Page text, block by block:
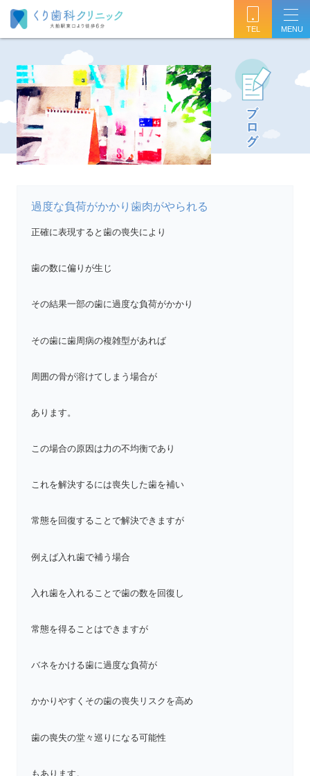
TEL
過度な負荷がかかり歯肉がやられる
正確に表現すると歯の喪失により
歯の数に偏りが生じ
その結果一部の歯に過度な負荷がかかり
その歯に歯周病の複雑型があれば
周囲の骨が溶けてしまう場合が
あります。
この場合の原因は力の不均衡であり
これを解決するには喪失した歯を補い
常態を回復することで解決できますが
例えば入れ歯で補う場合
入れ歯を入れることで歯の数を回復し
常態を得ることはできますが
バネをかける歯に過度な負荷が
かかりやすくその歯の喪失リスクを高め
歯の喪失の堂々巡りになる可能性
もあります。